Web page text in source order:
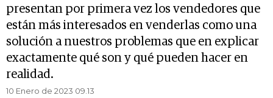
presentan por primera vez los vendedores que
están más interesados en venderlas como una
solución a nuestros problemas que en explicar
exactamente qué son y qué pueden hacer en
realidad.
10 Enero de 2023 09.13